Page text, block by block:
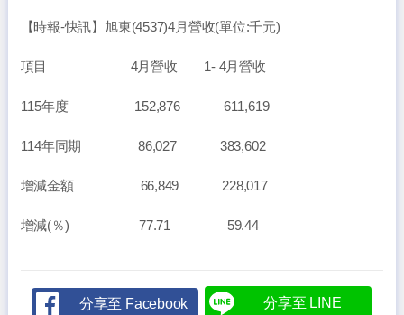
【時報-快訊】旭東(4537)4月營收(單位:千元)
項目 4月營收 1- 4月營收
115年度 152,876 611,619
114年同期 86,027 383,602
增減金額 66,849 228,017
增減(％) 77.71 59.44
分享至 Facebook 分享至 LINE